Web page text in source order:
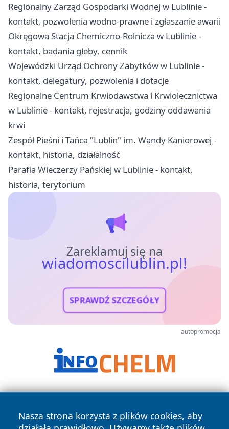
Regionalny Zarząd Gospodarki Wodnej w Lublinie -
kontakt, pozwolenia wodno-prawne i zgłaszanie awarii
Okręgowa Stacja Chemiczno-Rolnicza w Lublinie -
kontakt, badania gleby, cennik
Wojewódzki Urząd Ochrony Zabytków w Lublinie -
kontakt, delegatury, pozwolenia i dotacje
Regionalne Centrum Krwiodawstwa i Krwiolecznictwa
w Lublinie - kontakt, rejestracja, godziny oddawania
krwi
Zespół Pieśni i Tańca "Lublin" im. Wandy Kaniorowej -
kontakt, historia, działalność
Parafia Wieczerzy Pańskiej w Lublinie - kontakt,
historia, terytorium
Zareklamuj się na
wiadomoscilublin.pl!
SPRAWDŹ SZCZEGÓŁY
autopromocja
Nasza strona korzysta z plików cookies, aby